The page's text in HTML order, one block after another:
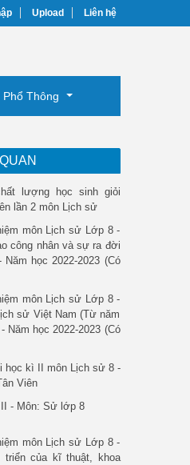
Upload Liên hệ
Thông
lượng học sinh giỏi
lần 2 môn Lịch sử
môn Lịch sử Lớp 8 -
công nhân và sự ra đời
học 2022-2023 (Có
môn Lịch sử Lớp 8 -
sử Việt Nam (Từ năm
Năm học 2022-2023 (Có
học kì II môn Lịch sử 8 -
Viên
- Môn: Sử lớp 8
môn Lịch sử Lớp 8 -
triển của kĩ thuật, khoa